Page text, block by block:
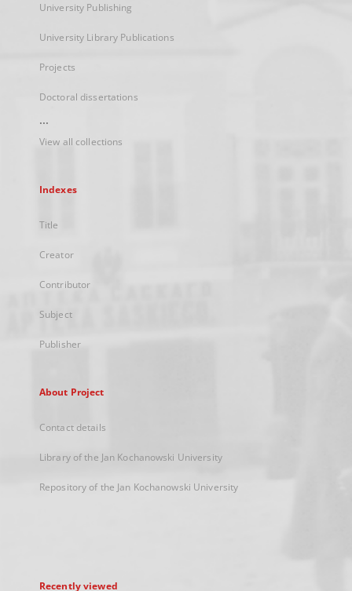
University Publishing
University Library Publications
Projects
Doctoral dissertations
...
View all collections
Indexes
Title
Creator
Contributor
Subject
Publisher
About Project
Contact details
Library of the Jan Kochanowski University
Repository of the Jan Kochanowski University
Recently viewed